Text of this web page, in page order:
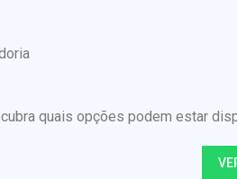
quais opções podem estar